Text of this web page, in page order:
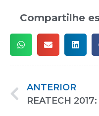
Compartilhe
ANTERIOR